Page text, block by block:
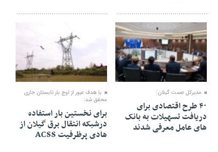
۱۸ خرداد ۱۴۰۵
مدیرکل صمت گیلان:
۴۰ طرح اقتصادی برای
دریافت تسهیلات به بانک
های عامل معرفی شدند
۱۸ خرداد ۱۴۰۵
با هدف عبور از اوج بار تابستان جاری
محقق شد:
برای نخستین بار استفاده
درشبکه انتقال برق گیلان از
هادی پرظرفیت ACSS